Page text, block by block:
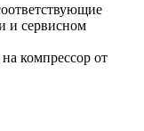
и сервисном
компрессор от